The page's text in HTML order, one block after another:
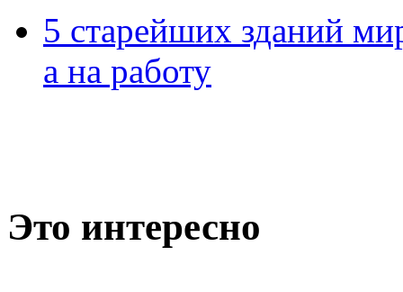
5 старейших зданий
а на работу
Это интересно